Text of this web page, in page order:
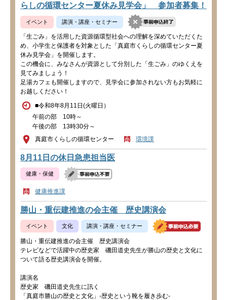
らしの循環センター夏休み見学会」 参加者募集！
イベント 講演・講座・セミナー
「生ごみ」を活用した資源循環型社会への理解を深めていただくた
め、小学生と保護者を対象とした「真庭市くらしの循環センター夏
休み見学会」を開催します。
この機会に、みなさんが資源として分別した「生ごみ」のゆくえを
見てみましょう！
足湯カフェも開催しますので、見学会に参加されない方もお気軽に
お越しください！
■令和8年8月11日(火曜日）
午前の部 10時～
午後の部 13時30分～
真庭市くらしの循環センター
環境課
8月11日の休日急患担当医
健康・保健
健康推進課
勝山・重伝建推進の会主催 歴史講演会
イベント 文化 講演・講座・セミナー
勝山・重伝建推進の会主催 歴史講演会
テレビなどで活躍中の歴史家 磯田道史先生が勝山の歴史と文化に
ついて語る歴史講演会を開催。
講演名
歴史家 磯田道史先生に訊く
「真庭市勝山の歴史と文化」‐歴史という靴を履き歩む‐